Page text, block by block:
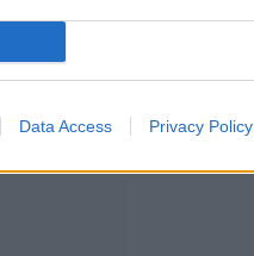
Data Access Privacy Policy